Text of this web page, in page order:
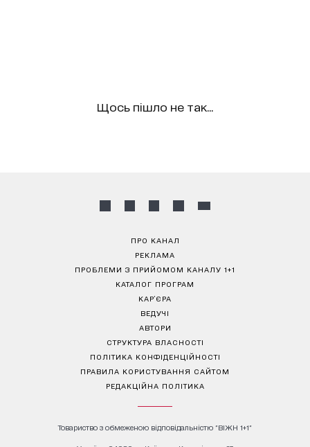
Щось пішло не так...
ПРО КАНАЛ
РЕКЛАМА
ПРОБЛЕМИ З ПРИЙОМОМ КАНАЛУ 1+1
КАТАЛОГ ПРОГРАМ
КАР’ЄРА
ВЕДУЧІ
АВТОРИ
СТРУКТУРА ВЛАСНОСТІ
ПОЛІТИКА КОНФІДЕНЦІЙНОСТІ
ПРАВИЛА КОРИСТУВАННЯ САЙТОМ
РЕДАКЦІЙНА ПОЛІТИКА
Товариство з обмеженою відповідальністю "ВІЖН 1+1"